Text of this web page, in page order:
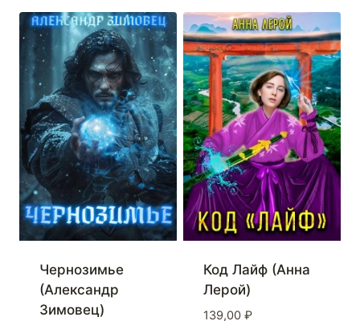
Чернозимье
(Александр
Зимовец)
Код Лайф (Анна
Лерой)
139,00 ₽